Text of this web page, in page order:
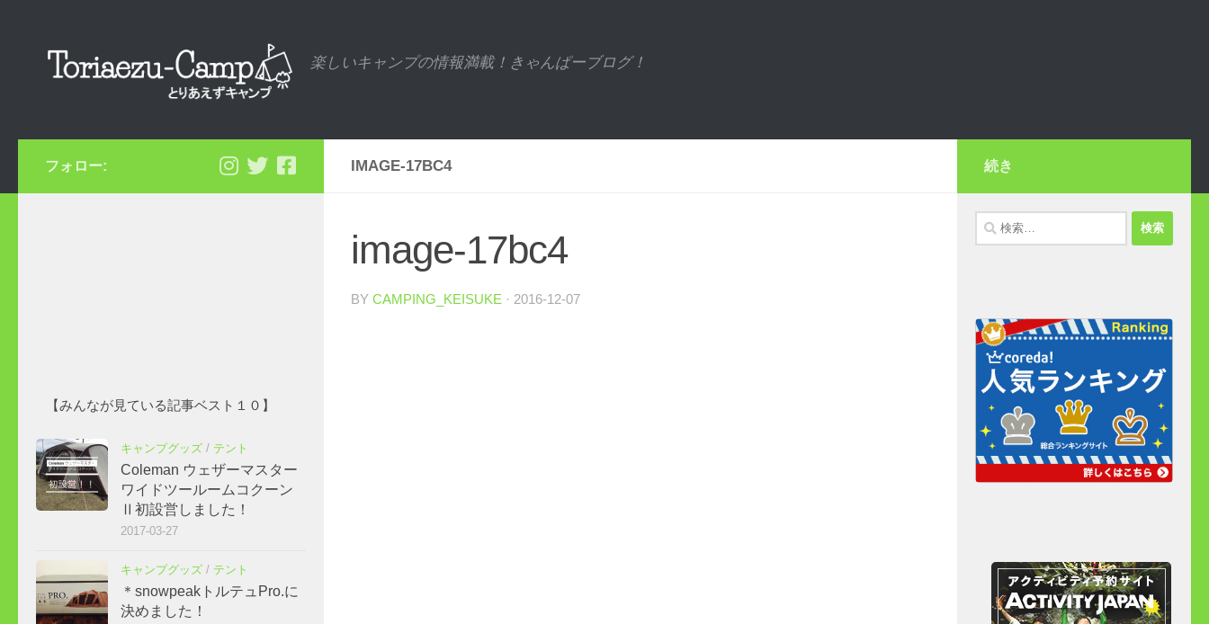
楽しいキャンプの情報満載！きゃんぱーブログ！
IMAGE-17BC4
image-17bc4
BY CAMPING_KEISUKE · 2016-12-07
フォロー:
【みんなが見ている記事ベスト１０】
キャンプグッズ / テント
Coleman ウェザーマスター
ワイドツールームコクーン
Ⅱ初設営しました！
2017-03-27
キャンプグッズ / テント
＊snowpeakトルテュPro.に
決めました！
続き
検
索: